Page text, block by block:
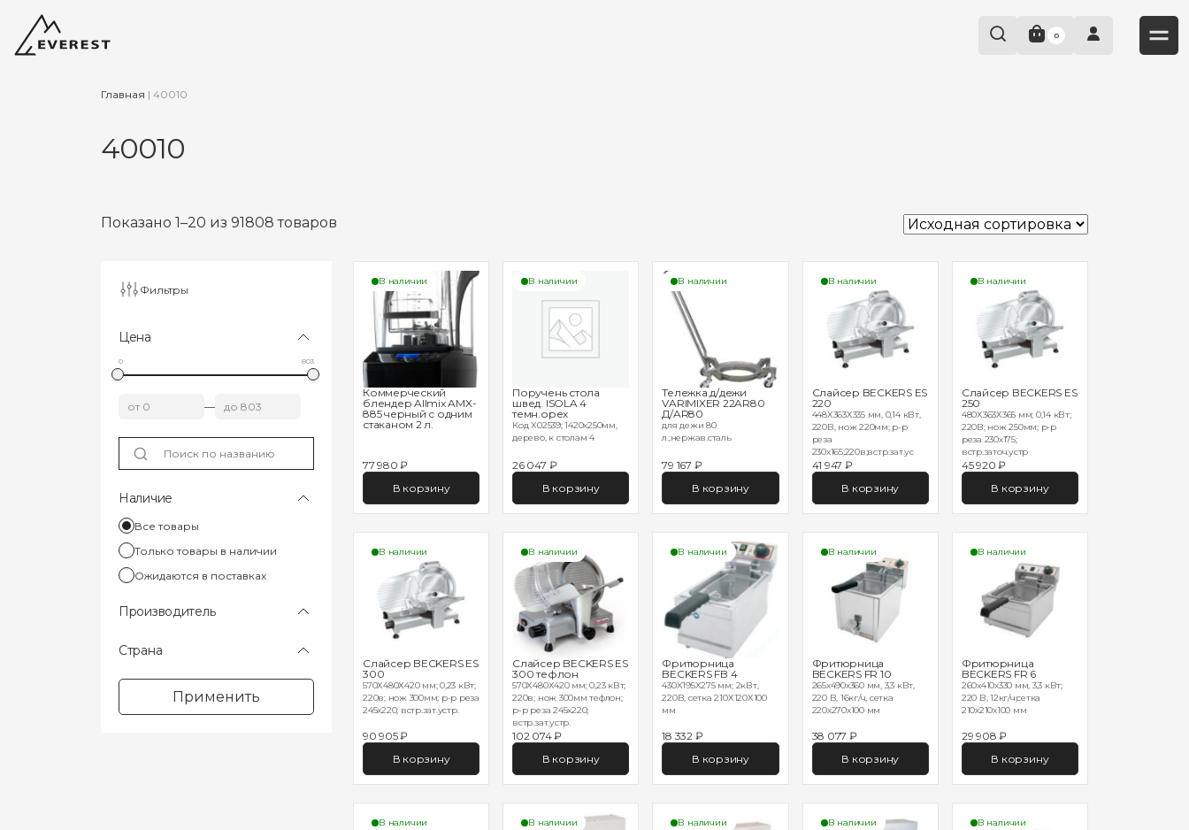
0
Главная | 40010
40010
Показано 1–20 из 91808 товаров
Фильтры
Цена
0 803
—
Наличие
Все товары
Только товары в наличии
Ожидаются в поставках
Производитель
Страна
Применить
В наличии
Коммерческий
блендер Allmix AMX-
885 черный с одним
стаканом 2 л.
77 980 ₽
В корзину
В наличии
Поручень стола
швед. ISOLA 4
темн.орех
Код X02539; 1420х250мм,
дерево, к столам 4
26 047 ₽
В корзину
В наличии
Тележка д/дежи
VARIMIXER 22AR80
Д/AR80
для дежи 80
л.;нержав.сталь
79 167 ₽
В корзину
В наличии
Слайсер BECKERS ES
220
448Х363Х335 мм, 0,14 кВт,
220В, нож 220мм; р-р
реза
230х165;220в;встр.зат.ус
41 947 ₽
В корзину
В наличии
Слайсер BECKERS ES
250
480Х363Х365 мм; 0,14 кВт;
220В; нож 250мм; р-р
реза 230х175;
встр.заточ.устр
45 920 ₽
В корзину
В наличии
Слайсер BECKERS ES
300
570Х480Х420 мм; 0,23 кВт;
220в; нож 300мм; р-р реза
245х220; встр.зат.устр.
90 905 ₽
В корзину
В наличии
Слайсер BECKERS ES
300 тефлон
570Х480Х420 мм; 0,23 кВт;
220в; нож 300мм тефлон;
р-р реза 245х220;
встр.зат.устр.
102 074 ₽
В корзину
В наличии
Фритюрница
BECKERS FB 4
430X195X275 мм; 2кВт,
220В, сетка 210Х120Х100
мм
18 332 ₽
В корзину
В наличии
Фритюрница
BECKERS FR 10
265x490x360 мм, 3,3 кВт,
220 В, 16кг/ч, сетка
220х270х100 мм
38 077 ₽
В корзину
В наличии
Фритюрница
BECKERS FR 6
260x410x330 мм, 3,3 кВт;
220 В, 12кг/ч;сетка
210х210х100 мм
29 908 ₽
В корзину
В наличии В наличии В наличии В наличии В наличии